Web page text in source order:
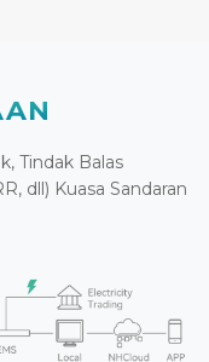
Tindak Balas
dll) Kuasa Sandaran